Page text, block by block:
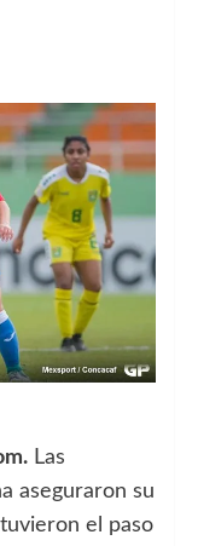
Las
aseguraron su
el paso